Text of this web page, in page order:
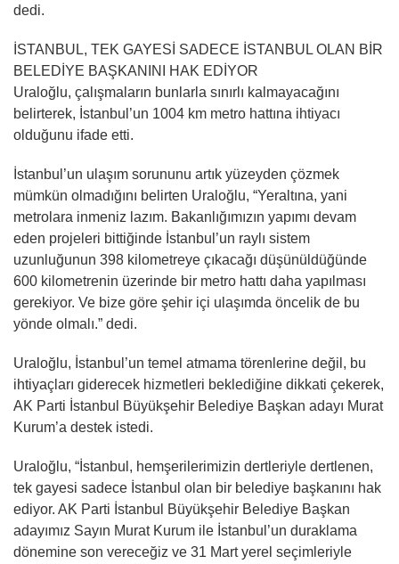
dedi.
İSTANBUL, TEK GAYESİ SADECE İSTANBUL OLAN BİR
BELEDİYE BAŞKANINI HAK EDİYOR
Uraloğlu, çalışmaların bunlarla sınırlı kalmayacağını
belirterek, İstanbul’un 1004 km metro hattına ihtiyacı
olduğunu ifade etti.
İstanbul’un ulaşım sorununu artık yüzeyden çözmek
mümkün olmadığını belirten Uraloğlu, “Yeraltına, yani
metrolara inmeniz lazım. Bakanlığımızın yapımı devam
eden projeleri bittiğinde İstanbul’un raylı sistem
uzunluğunun 398 kilometreye çıkacağı düşünüldüğünde
600 kilometrenin üzerinde bir metro hattı daha yapılması
gerekiyor. Ve bize göre şehir içi ulaşımda öncelik de bu
yönde olmalı.” dedi.
Uraloğlu, İstanbul’un temel atmama törenlerine değil, bu
ihtiyaçları giderecek hizmetleri beklediğine dikkati çekerek,
AK Parti İstanbul Büyükşehir Belediye Başkan adayı Murat
Kurum’a destek istedi.
Uraloğlu, “İstanbul, hemşerilerimizin dertleriyle dertlenen,
tek gayesi sadece İstanbul olan bir belediye başkanını hak
ediyor. AK Parti İstanbul Büyükşehir Belediye Başkan
adayımız Sayın Murat Kurum ile İstanbul’un duraklama
dönemine son vereceğiz ve 31 Mart yerel seçimleriyle